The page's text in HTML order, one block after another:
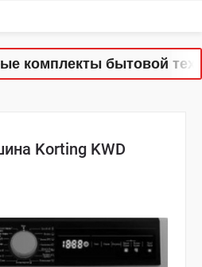
бытовой
Korting KWD